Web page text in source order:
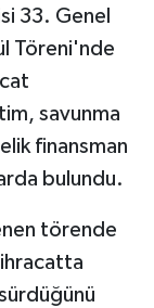
33. Genel
Töreni'nde
savunma
finansman
bulundu.
törende
ihracatta